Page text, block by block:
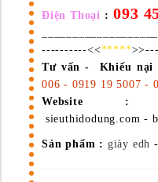
Điện Thoại : 093
----------<<*****
Tư vấn - Khiếu nại
006 - 0919 19 5007 -
Website :
sieuthidodung.com -
Sản phẩm : giày edh -